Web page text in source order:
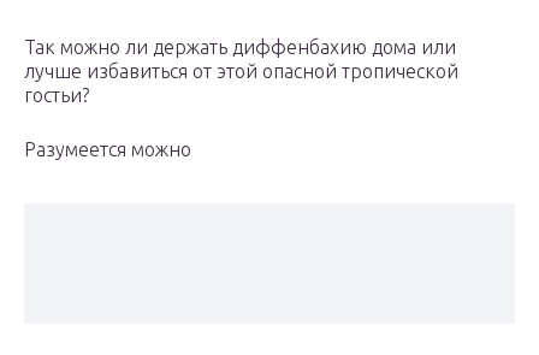
Так можно ли держать диффенбахию дома или
лучше избавиться от этой опасной тропической
гостьи?
Разумеется можно